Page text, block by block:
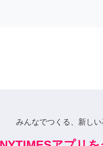
みんなでつくる、新しい